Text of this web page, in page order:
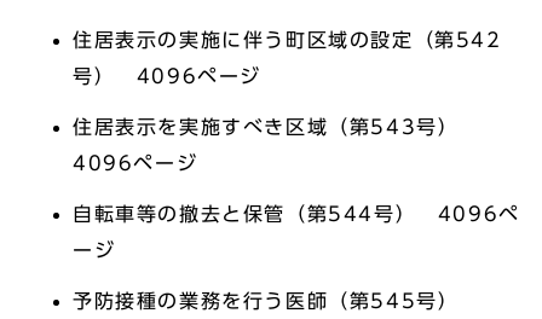
住居表示の実施に伴う町区域の設定（第542
号） 4096ページ
住居表示を実施すべき区域（第543号）
4096ページ
自転車等の撤去と保管（第544号） 4096ペ
ージ
予防接種の業務を行う医師（第545号）